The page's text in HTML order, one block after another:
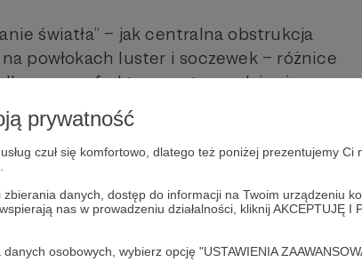
prywatność
czuł się komfortowo, dlatego też poniżej prezentujemy Ci
danych, dostęp do informacji na Twoim urządzeniu
nas w prowadzeniu działalności, kliknij AKCEPTUJĘ I
osobowych, wybierz opcję "USTAWIENIA
światła” – jak centralna obstrukcja
powłokach luster i soczewek – różnice
refraktor często „wydaje się
sprzętowych.
ten materiał jest dla Ciebie.